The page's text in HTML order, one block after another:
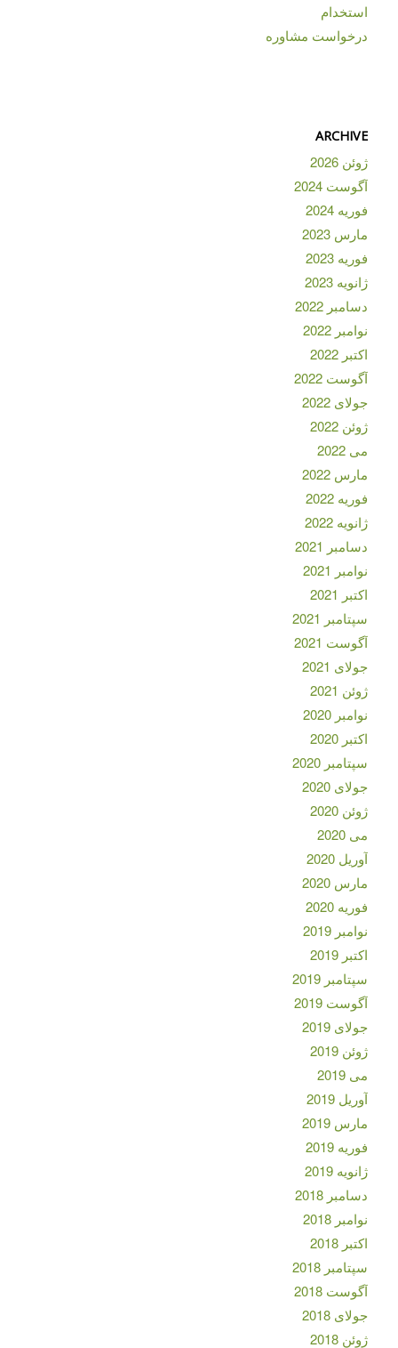
استخدام
درخواست مشاوره
ARCHIVE
ژوئن 2026
آگوست 2024
فوریه 2024
مارس 2023
فوریه 2023
ژانویه 2023
دسامبر 2022
نوامبر 2022
اکتبر 2022
آگوست 2022
جولای 2022
ژوئن 2022
می 2022
مارس 2022
فوریه 2022
ژانویه 2022
دسامبر 2021
نوامبر 2021
اکتبر 2021
سپتامبر 2021
آگوست 2021
جولای 2021
ژوئن 2021
نوامبر 2020
اکتبر 2020
سپتامبر 2020
جولای 2020
ژوئن 2020
می 2020
آوریل 2020
مارس 2020
فوریه 2020
نوامبر 2019
اکتبر 2019
سپتامبر 2019
آگوست 2019
جولای 2019
ژوئن 2019
می 2019
آوریل 2019
مارس 2019
فوریه 2019
ژانویه 2019
دسامبر 2018
نوامبر 2018
اکتبر 2018
سپتامبر 2018
آگوست 2018
جولای 2018
ژوئن 2018